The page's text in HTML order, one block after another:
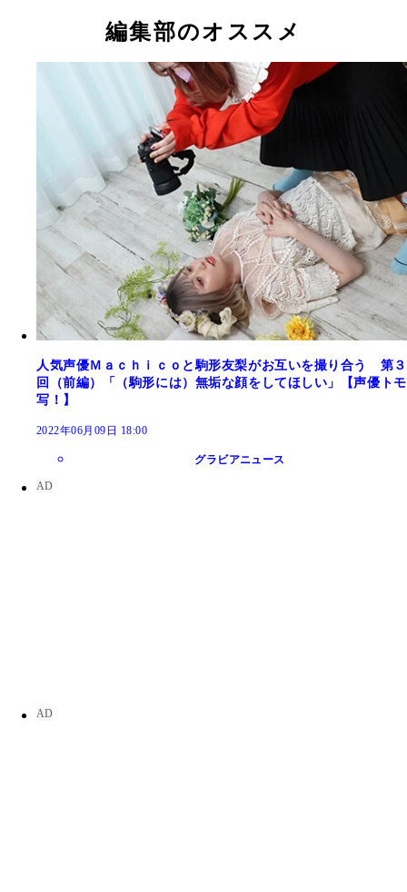
編集部のオススメ
人気声優Ｍａｃｈｉｃｏと駒形友梨がお互いを撮り合う 第３
回（前編）「（駒形には）無垢な顔をしてほしい」【声優トモ
写！】
2022年06月09日 18:00
グラビアニュース